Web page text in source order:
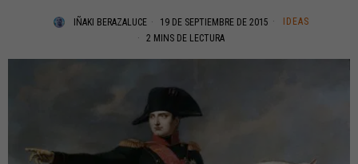
IÑAKI BERAZALUCE 19 DE SEPTIEMBRE DE 2015
IDEAS
2 MINS DE LECTURA